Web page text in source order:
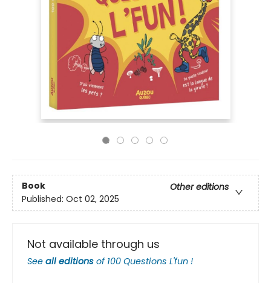
Book
Other editions
Published: Oct 02, 2025
Not available through us
See all editions of 100 Questions L'fun !